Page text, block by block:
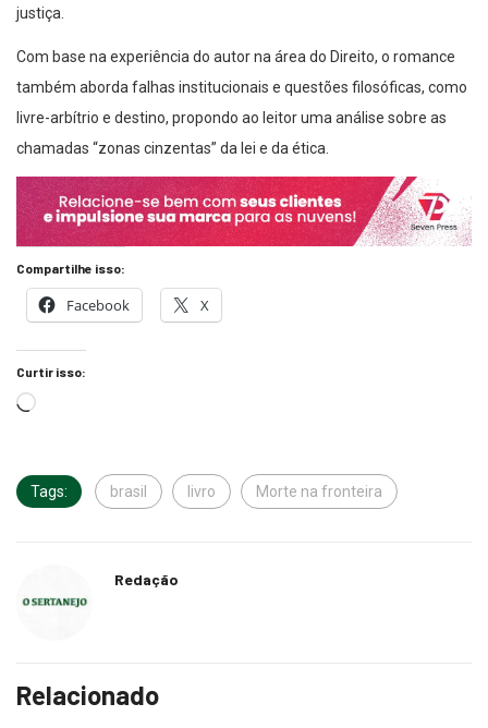
justiça.
Com base na experiência do autor na área do Direito, o romance
também aborda falhas institucionais e questões filosóficas, como
livre-arbítrio e destino, propondo ao leitor uma análise sobre as
chamadas “zonas cinzentas” da lei e da ética.
Compartilhe isso:
Facebook X
Curtir isso:
Tags: brasil livro Morte na fronteira
Redação
Relacionado